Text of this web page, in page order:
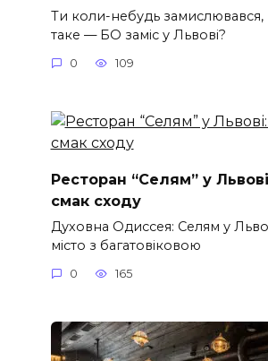
Ти коли-небудь
таке — БО заміс у Львові?
0 109
Ресторан “Селям” у
смак сходу
Духовна Одиссея: Селям у
місто з багатовіковою
0 165